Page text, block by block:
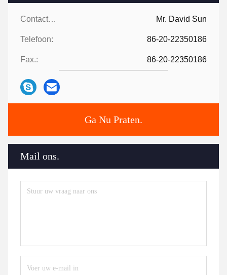
Contactpersonen: Mr. David Sun
Telefoon: 86-20-22350186
Fax.: 86-20-22350186
Ga Nu Praten.
Mail ons.